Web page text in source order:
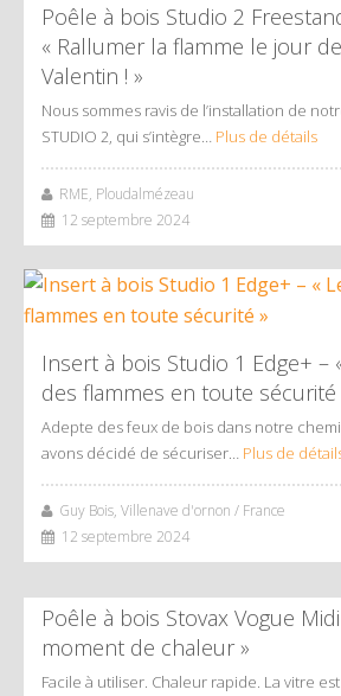
Poêle à bois Studio 2
« Rallumer la flamme le jour
Valentin ! »
Nous sommes ravis de l’installation de
STUDIO 2, qui s’intègre… Plus de détails
RME, Ploudalmézeau
12 septembre 2024
Insert à bois Studio 1 Edge+ –
des flammes en toute sécurité
Adepte des feux de bois dans notre
avons décidé de sécuriser… Plus de
Guy Bois, Villenave d'ornon / France
12 septembre 2024
Poêle à bois Stovax Vogue
moment de chaleur »
Facile à utiliser. Chaleur rapide. La vitre